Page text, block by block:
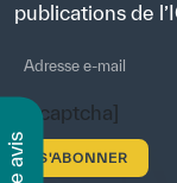
publications de
[recaptcha]